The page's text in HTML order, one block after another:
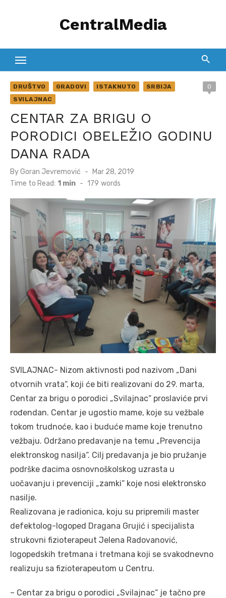
CentralMedia
DRUŠTVO GRADOVI ISTAKNUTO
SRBIJA
SVILAJNAC
0
CENTAR ZA BRIGU O
PORODICI OBELEŽIO GODINU
DANA RADA
ByGoran Jevremović
Posted
on
Mar 28, 2019
Time to Read: 1 min - 179 words
SVILAJNAC- Nizom aktivnosti pod nazivom „Dani
otvornih vrata“, koji će biti realizovani do 29. marta,
Centar za brigu o porodici „Svilajnac“ proslaviće prvi
rođendan. Centar je ugostio mame, koje su vežbale
tokom trudnoće, kao i buduće mame koje trenutno
vežbaju. Održano predavanje na temu „Prevencija
elektronskog nasilja“. Cilj predavanja je bio pružanje
podrške đacima osnovnoškolskog uzrasta u
uočavanju i prevenciji „zamki“ koje nosi elektronsko
nasilje.
Realizovana je radionica, koju su pripremili master
defektolog-logoped Dragana Grujić i specijalista
strukovni fizioterapeut Jelena Radovanović,
logopedskih tretmana i tretmana koji se svakodnevno
realizuju sa fizioterapeutom u Centru.
– Centar za brigu o porodici „Svilajnac“ je tačno pre